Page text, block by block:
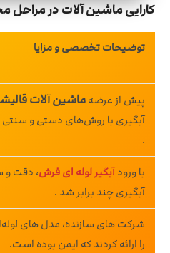
کارایی ماشین آلات در مراحل
توضیحات تخصصی و مزایا
پیش از عرضهماشین آلات
آبگیری با روش‌های دستی و
.
با ورودآبگیر لوله‌ ای فرش، دقت
آبگیری چند برابر شد .
شرکت‌ های سازنده، مدل‌ های
را ارائه کردند که ایمن بوده است.